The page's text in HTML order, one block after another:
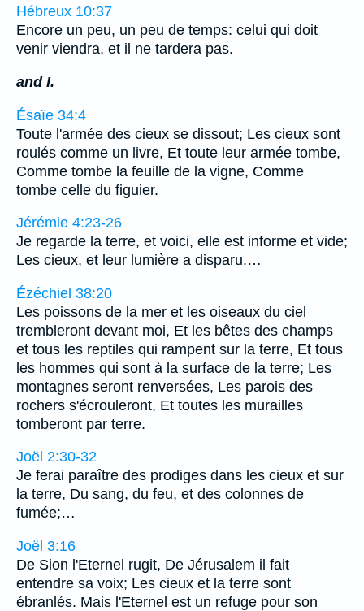
Hébreux 10:37
Encore un peu, un peu de temps: celui qui doit
venir viendra, et il ne tardera pas.
and I.
Ésaïe 34:4
Toute l'armée des cieux se dissout; Les cieux sont
roulés comme un livre, Et toute leur armée tombe,
Comme tombe la feuille de la vigne, Comme
tombe celle du figuier.
Jérémie 4:23-26
Je regarde la terre, et voici, elle est informe et vide;
Les cieux, et leur lumière a disparu.…
Ézéchiel 38:20
Les poissons de la mer et les oiseaux du ciel
trembleront devant moi, Et les bêtes des champs
et tous les reptiles qui rampent sur la terre, Et tous
les hommes qui sont à la surface de la terre; Les
montagnes seront renversées, Les parois des
rochers s'écrouleront, Et toutes les murailles
tomberont par terre.
Joël 2:30-32
Je ferai paraître des prodiges dans les cieux et sur
la terre, Du sang, du feu, et des colonnes de
fumée;…
Joël 3:16
De Sion l'Eternel rugit, De Jérusalem il fait
entendre sa voix; Les cieux et la terre sont
ébranlés. Mais l'Eternel est un refuge pour son